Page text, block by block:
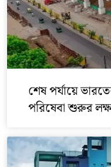
শেষ পর্যায়ে
পরিষেবা শুরুর